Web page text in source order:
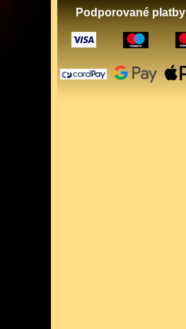
Podporované platby